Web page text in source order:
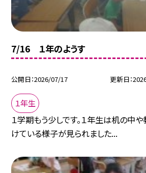
7/16 １年のようす
公開日 2026/07/17 更新日
１年生
１学期もう少しです。１年生は机の中
けている様子が見られました...